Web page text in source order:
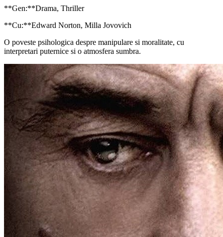
**Gen:**Drama, Thriller
**Cu:**Edward Norton, Milla Jovovich
O poveste psihologica despre manipulare si moralitate, cu
interpretari puternice si o atmosfera sumbra.